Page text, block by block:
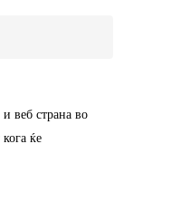
веб страна во
ќе